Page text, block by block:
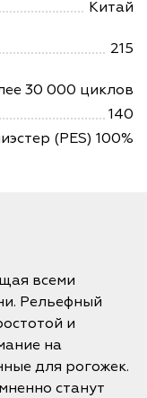
Китай
215
30 000 циклов
140
(PES) 100%
всеми
Рельефный
и
на
для рогожек.
станут